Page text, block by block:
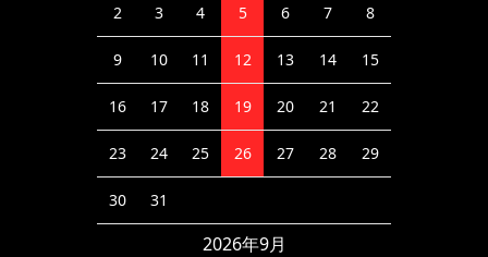
2 3 4 5 6 7 8
9 10 11 12 13 14 15
16 17 18 19 20 21 22
23 24 25 26 27 28 29
30 31
2026年9月